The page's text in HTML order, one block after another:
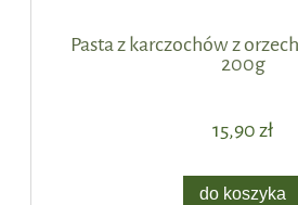
Pasta z karczochów z
200g
15,90 zł
do koszyka